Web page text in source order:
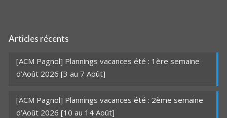
Articles récents
[ACM Pagnol] Plannings vacances été : 1ère semaine
d’Août 2026 [3 au 7 Août]
[ACM Pagnol] Plannings vacances été : 2ème semaine
d’Août 2026 [10 au 14 Août]